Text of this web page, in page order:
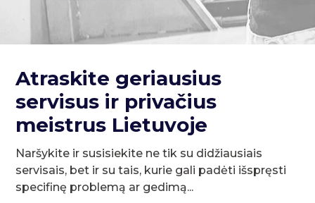
Atraskite geriausius
servisus ir privačius
meistrus Lietuvoje
Naršykite ir susisiekite ne tik su didžiausiais
servisais, bet ir su tais, kurie gali padėti išspręsti
specifinę problemą ar gedimą...